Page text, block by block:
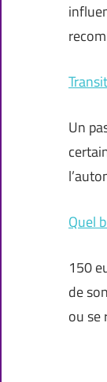
Un
Quel
150
de
ou se